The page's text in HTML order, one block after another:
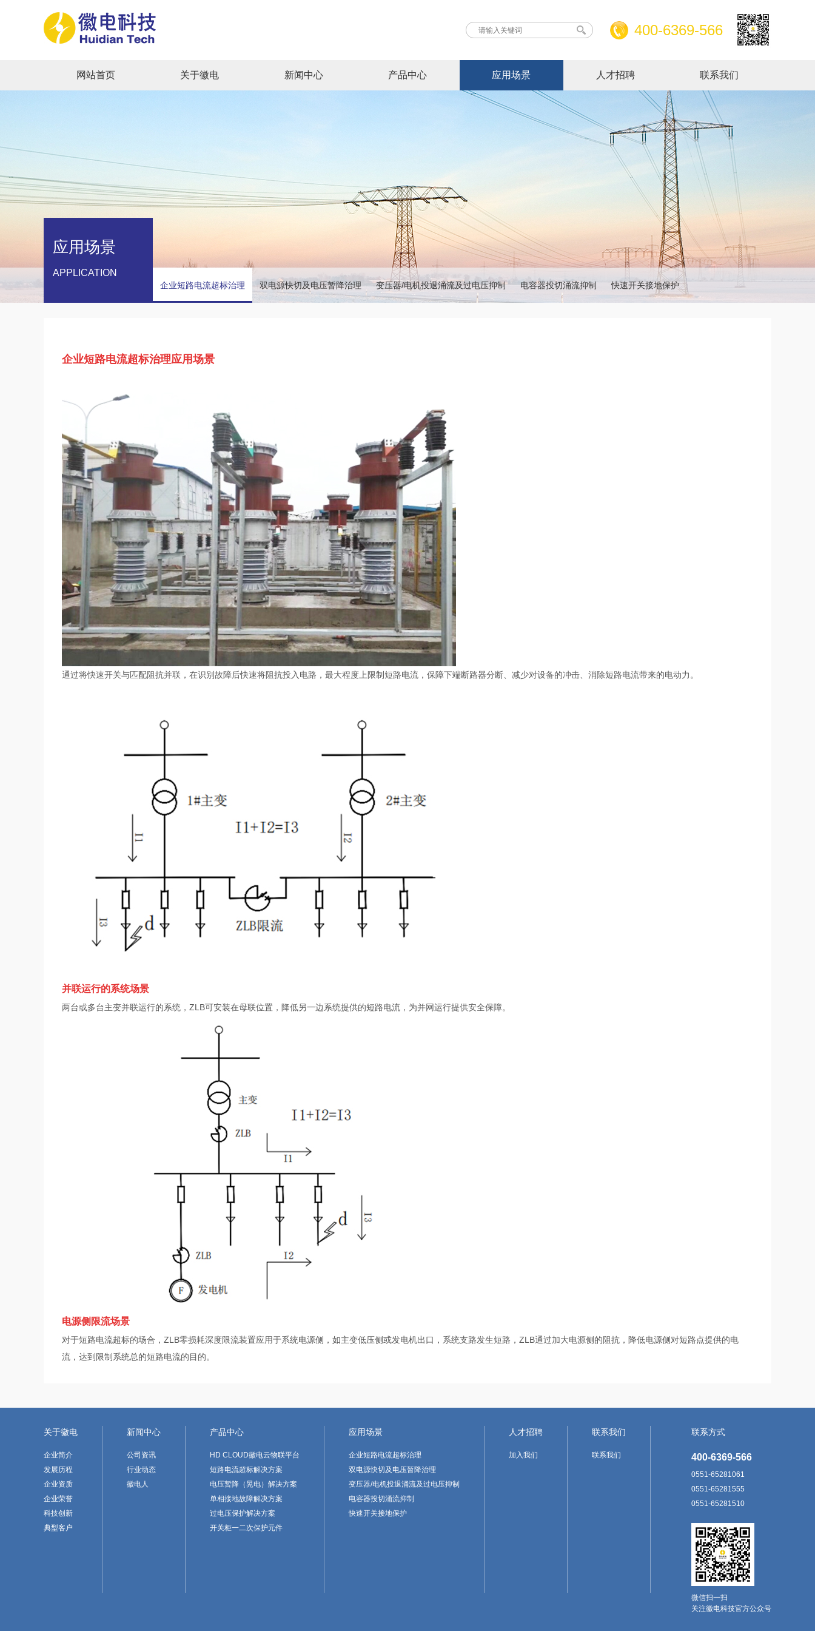
400-6369-566
网站首页 关于徽电 新闻中心 产品中心 应用场景 人才招聘 联系我们
应用场景
APPLICATION
企业短路电流超标治理 双电源快切及电压暂降治理 变压器/电机投退涌流及过电压抑制 电容器投切涌流抑制 快速开关接地保护
企业短路电流超标治理应用场景
通过将快速开关与匹配阻抗并联，在识别故障后快速将阻抗投入电路，最大程度上限制短路电流，保障下端断路器分断、减少对设备的冲击、消除短路电流带来的电动力。
并联运行的系统场景
两台或多台主变并联运行的系统，ZLB可安装在母联位置，降低另一边系统提供的短路电流，为并网运行提供安全保障。
电源侧限流场景
对于短路电流超标的场合，ZLB零损耗深度限流装置应用于系统电源侧，如主变低压侧或发电机出口，系统支路发生短路，ZLB通过加大电源侧的阻抗，降低电源侧对短路点提供的电
流，达到限制系统总的短路电流的目的。
关于徽电
企业简介
发展历程
企业资质
企业荣誉
科技创新
典型客户
新闻中心
公司资讯
行业动态
徽电人
产品中心
HD CLOUD徽电云物联平台
短路电流超标解决方案
电压暂降（晃电）解决方案
单相接地故障解决方案
过电压保护解决方案
开关柜一二次保护元件
应用场景
企业短路电流超标治理
双电源快切及电压暂降治理
变压器/电机投退涌流及过电压抑制
电容器投切涌流抑制
快速开关接地保护
人才招聘
加入我们
联系我们
联系我们
联系方式
400-6369-566
0551-65281061
0551-65281555
0551-65281510
微信扫一扫
关注徽电科技官方公众号